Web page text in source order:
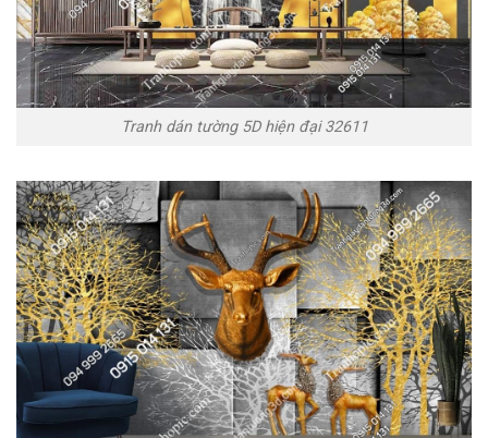
Tranh dán tường 5D hiện đại 32611